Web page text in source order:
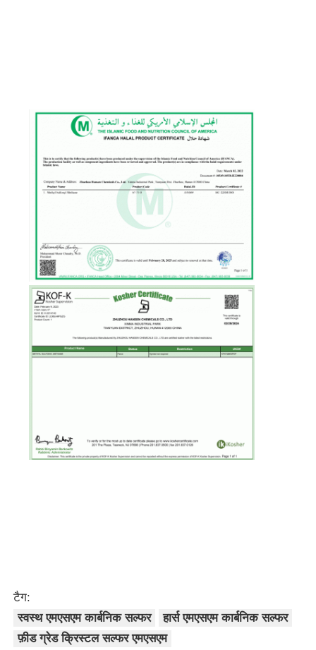
टैग:
स्वस्थ एमएसएम कार्बनिक सल्फर
हार्स एमएसएम कार्बनिक सल्फर
फ़ीड ग्रेड क्रिस्टल सल्फर एमएसएम